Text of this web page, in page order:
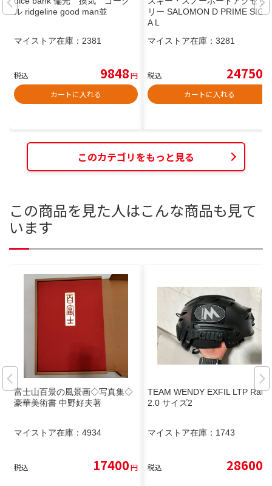
ル ridgeline good man並
マイストア在庫： 2381
税込 9848円
カートに入れる
リー SALOMON D PRIME SIGM
A L
マイストア在庫： 3281
税込 24750
カートに入れる
このカテゴリをもっと見る
この商品を見た人はこんな商品も見て
います
富士山百景の風景画◇写真集◇
豪華美術書 中野好夫著
マイストア在庫： 4934
税込 17400円
TEAM WENDY EXFIL LTP Rail
2.0 サイズ2
マイストア在庫： 1743
税込 28600